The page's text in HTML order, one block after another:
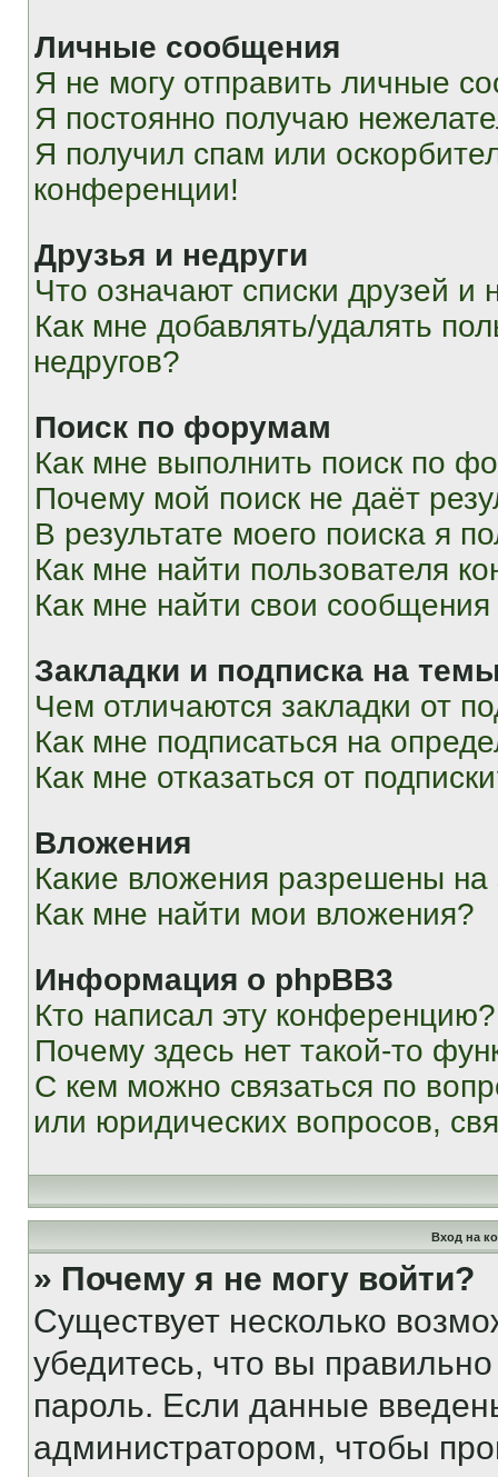
Личные сообщения
Я не могу отправить личные
Я постоянно получаю
Я получил спам или
конференции!
Друзья и недруги
Что означают списки друзей и
Как мне добавлять/удалять
недругов?
Поиск по форумам
Как мне выполнить поиск по
Почему мой поиск не даёт
В результате моего поиска я
Как мне найти пользователя
Как мне найти свои
Закладки и подписка на
Чем отличаются закладки от
Как мне подписаться на
Как мне отказаться от
Вложения
Какие вложения разрешены
Как мне найти мои вложения?
Информация о phpBB3
Кто написал эту конференцию?
Почему здесь нет такой-то
С кем можно связаться по
или юридических вопросов,
Вход на
» Почему я не могу войти?
Существует несколько
убедитесь, что вы
пароль. Если данные
администратором, чтобы